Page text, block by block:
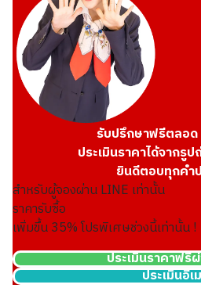
รับปรึกษาฟรีตลอด
ประเมินราคาได้จากรูป
ยินดีตอบทุกคำ
สำหรับผู้จองผ่าน LINE เท่านั้น
ราคารับซื้อ
เพิ่มขึ้น35% โปรพิเศษช่วงนี้เท่านั้น !
ประเมินราคาฟรี
ประเมินอีเ